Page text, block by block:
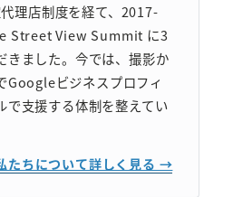
理店制度を経て、2017-
Street View Summit に3
きました。今では、撮影か
Googleビジネスプロフィ
で支援する体制を整えてい
たちについて詳しく見る →